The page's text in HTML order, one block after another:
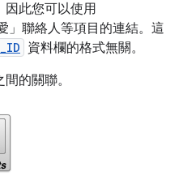
因此您可以使用
」聯絡人等項目的連結。這
_ID 資料欄的格式無關。
的關聯。